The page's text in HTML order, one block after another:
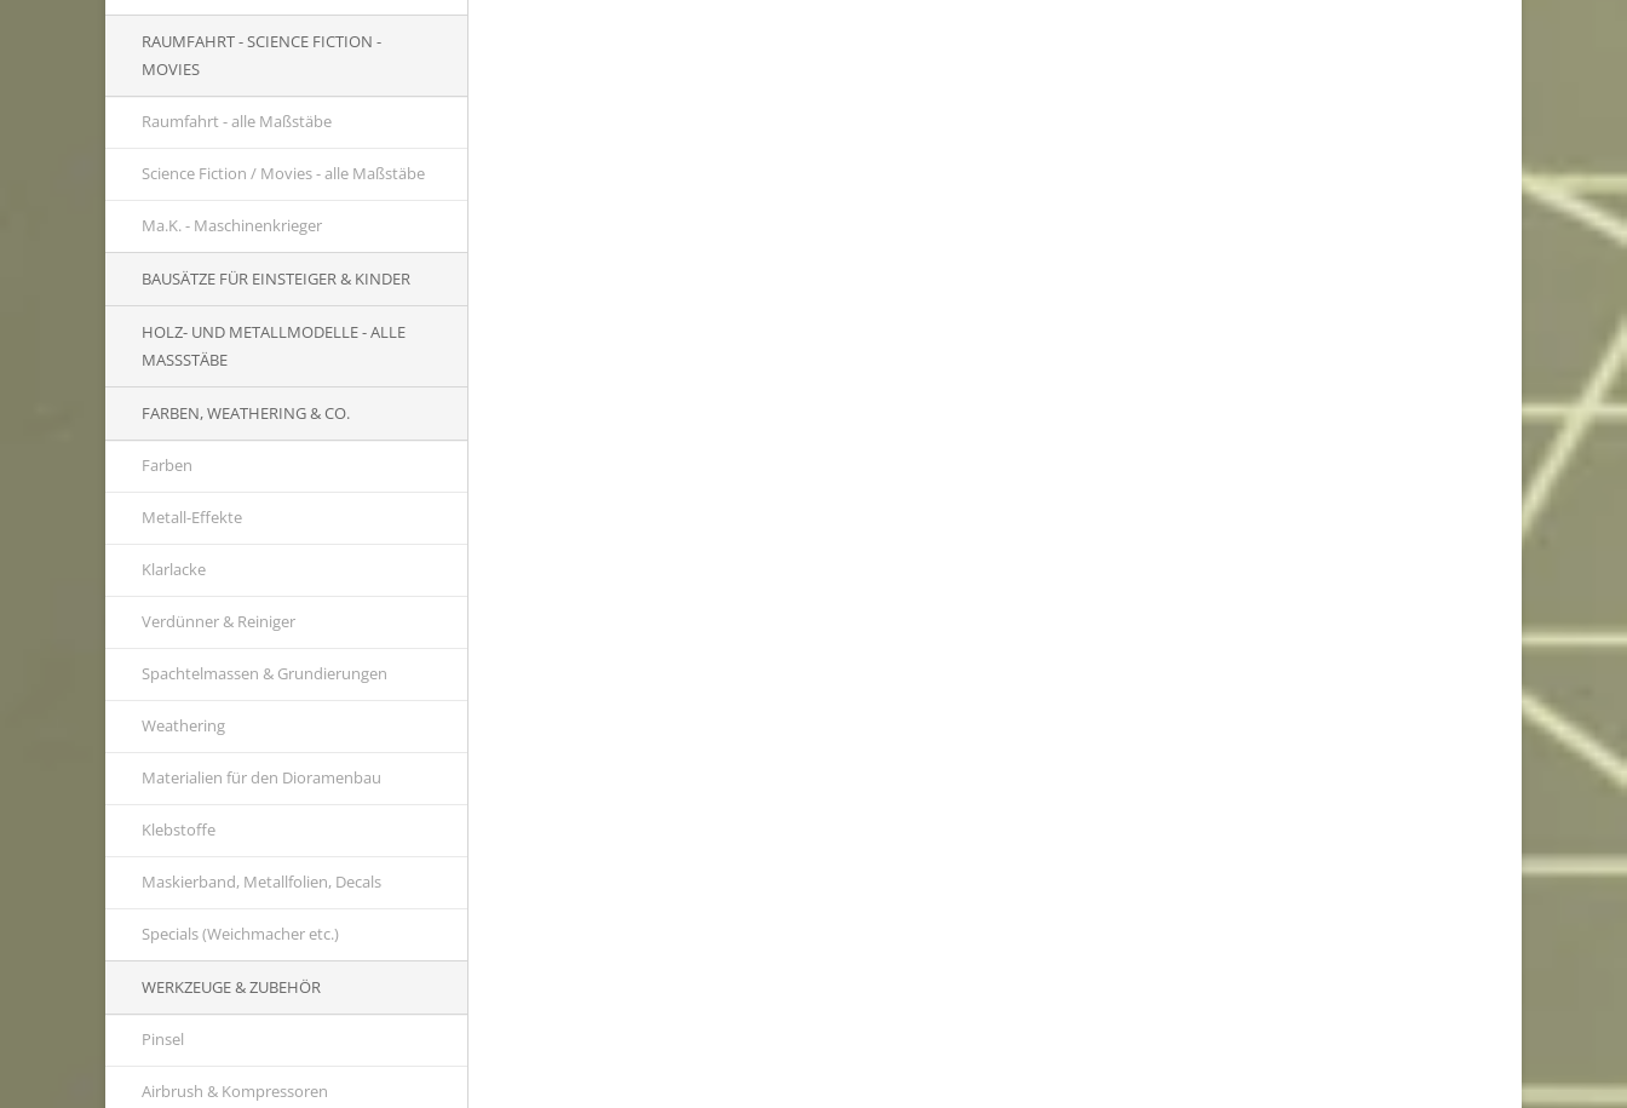
RAUMFAHRT - SCIENCE FICTION -
MOVIES
Raumfahrt - alle Maßstäbe
Science Fiction / Movies - alle Maßstäbe
Ma.K. - Maschinenkrieger
BAUSÄTZE FÜR EINSTEIGER & KINDER
HOLZ- UND METALLMODELLE - ALLE
MASSSTÄBE
FARBEN, WEATHERING & CO.
Farben
Metall-Effekte
Klarlacke
Verdünner & Reiniger
Spachtelmassen & Grundierungen
Weathering
Materialien für den Dioramenbau
Klebstoffe
Maskierband, Metallfolien, Decals
Specials (Weichmacher etc.)
WERKZEUGE & ZUBEHÖR
Pinsel
Airbrush & Kompressoren